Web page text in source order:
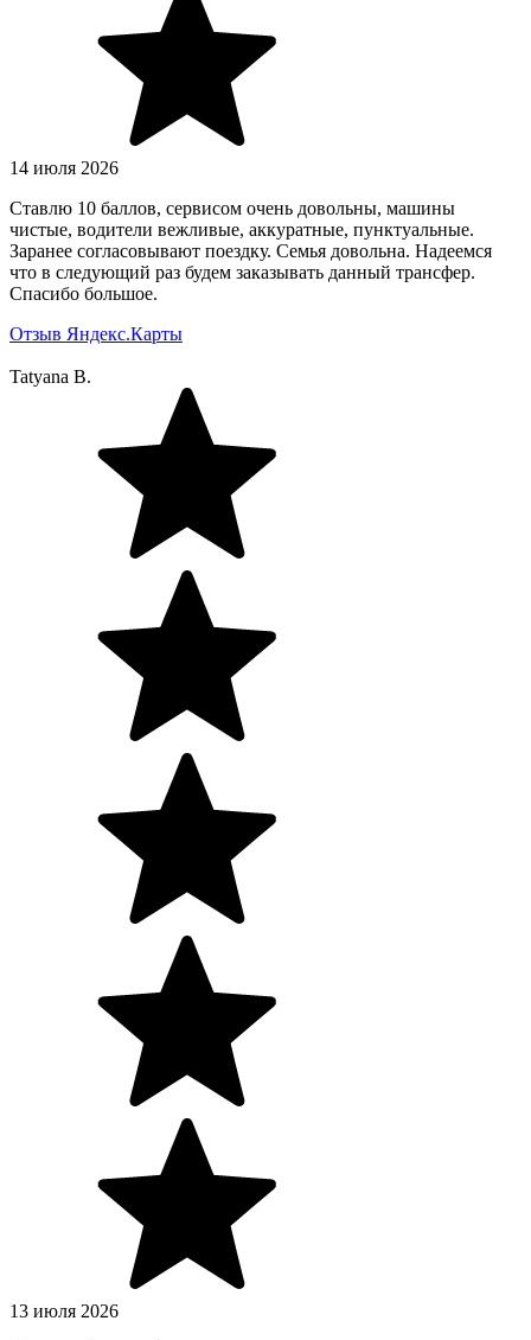
14 июля 2026
Ставлю 10 баллов, сервисом очень довольны, машины
чистые, водители вежливые, аккуратные, пунктуальные.
Заранее согласовывают поездку. Семья довольна. Надеемся
что в следующий раз будем заказывать данный трансфер.
Спасибо большое.
Отзыв Яндекс.Карты
Tatyana B.
13 июля 2026